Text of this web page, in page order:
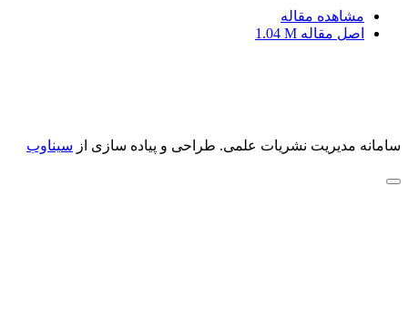
مشاهده مقاله
اصل مقاله 1.04 M
سامانه مدیریت نشریات علمی. طراحی و پیاده سازی از سیناوب